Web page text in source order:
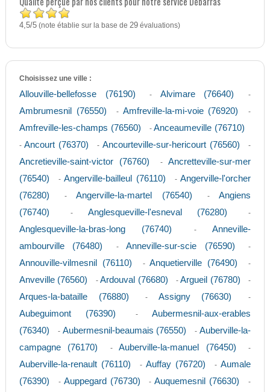
4,5/5(note établie sur la base de 29évaluations)
Choisissez une ville :
Allouville-bellefosse (76190) - Alvimare (76640) -
Ambrumesnil (76550) - Amfreville-la-mi-voie (76920) -
Amfreville-les-champs (76560) -Anceaumeville (76710)
-Ancourt (76370) -Ancourteville-sur-hericourt (76560) -
Ancretieville-saint-victor (76760) -Ancretteville-sur-mer
(76540)
-Angerville-bailleul (76110) -Angerville-l'orcher
(76280)
-Angerville-la-martel (76540) -Angiens
(76740)
- Anglesqueville-l'esneval (76280) -
Anglesqueville-la-bras-long (76740) -Anneville-
ambourville (76480)
-Anneville-sur-scie (76590) -
Annouville-vilmesnil (76110) -Anquetierville (76490) -
Anveville (76560) -Ardouval (76680) -Argueil (76780) -
Arques-la-bataille (76880) - Assigny (76630) -
Aubeguimont (76390) -Aubermesnil-aux-erables
(76340)
- Aubermesnil-beaumais (76550) -Auberville-la-
campagne (76170)
-Auberville-la-manuel (76450) -
Auberville-la-renault (76110) - Auffay (76720) -Aumale
(76390)
- Auppegard (76730) -Auquemesnil (76630) -